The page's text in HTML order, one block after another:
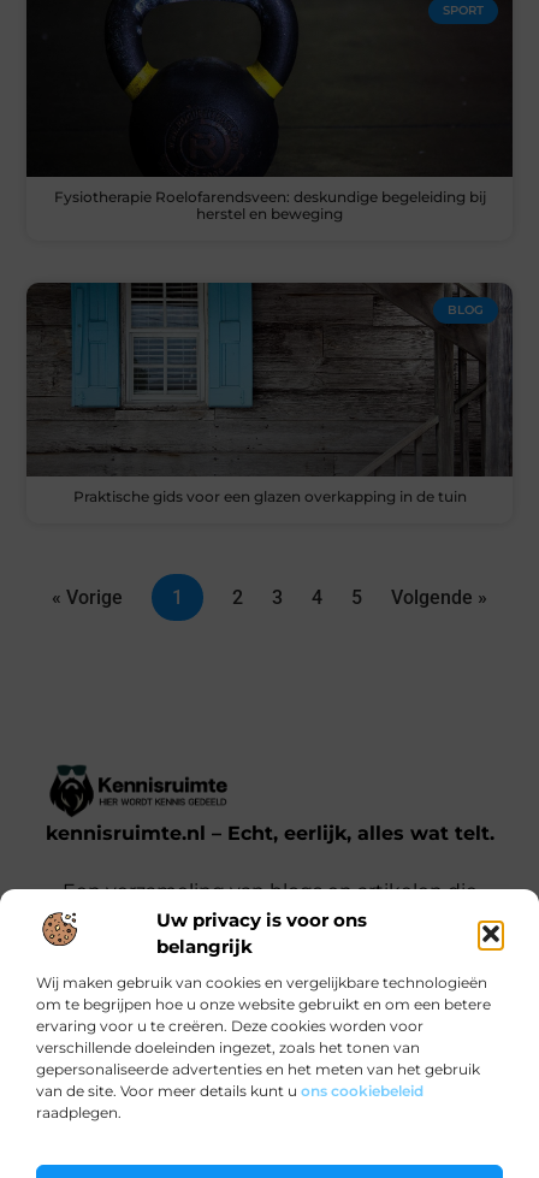
Uw privacy is voor ons
belangrijk
Wij maken gebruik van cookies en vergelijkbare technologieën
om te begrijpen hoe u onze website gebruikt en om een betere
ervaring voor u te creëren. Deze cookies worden voor
verschillende doeleinden ingezet, zoals het tonen van
gepersonaliseerde advertenties en het meten van het gebruik
van de site. Voor meer details kunt u ons cookiebeleid
raadplegen.
SPORT
Fysiotherapie Roelofarendsveen: deskundige begeleiding bij
herstel en beweging
BLOG
Praktische gids voor een glazen overkapping in de tuin
« Vorige 1 2 3 4 5 Volgende »
kennisruimte.nl – Echt, eerlijk, alles wat telt.
Een verzameling van blogs en artikelen die
een breed scala aan onderwerpen uit het
dagelijks leven behandelen.
Onze informatie
Bericht categorie